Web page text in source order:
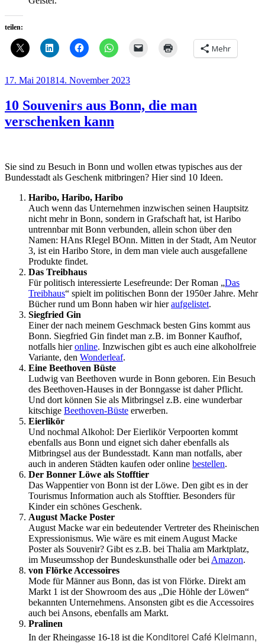
teilen:
Mehr
Veröffentlicht
17. Mai 201814. November 2023
10 Souvenirs aus Bonn, die man
verschenken kann
Sie sind zu Besuch in Bonn und wollen etwas typisches aus der
Bundesstadt als Geschenk mitbringen? Hier sind 10 Ideen.
Haribo, Haribo, Haribo
Auch wenn das Unternehmen inzwischen seinen Hauptsitz
nicht mehr in Bonn, sondern in Grafschaft hat, ist Haribo
untrennbar mit Bonn verbunden, allein schon über den
Namen: HAns RIegel BOnn. Mitten in der Stadt, Am Neutor
3, ist ein Haribo Store, in dem man viele auch ausgefallene
Produkte findet.
Das Treibhaus
Für politisch interessierte Lesefreunde: Der Roman „Das
Treibhaus“ spielt im politischen Bonn der 1950er Jahre. Mehr
Bücher rund um Bonn haben wir hieraufgelistet.
Siegfried Gin
Einer der nach meinem Geschmack besten Gins kommt aus
Bonn. Siegfried Gin findet man z.B. im Bonner Kaufhof,
notfalls hieronline. Inzwischen gibt es auch eine alkoholfreie
Variante, den Wonderleaf.
Eine Beethoven Büste
Ludwig van Beethoven wurde in Bonn geboren. Ein Besuch
des Beethoven-Hauses in der Bonngasse ist daher Pflicht.
Und dort können Sie als Mitbringsel z.B. eine wunderbar
kitschige Beethoven-Büste erwerben.
Eierlikör
Und nochmal Alkohol: Der Eierlikör Verpoorten kommt
ebenfalls aus Bonn und eignet sich daher ebenfalls als
Mitbringsel aus der Bundesstadt. Kann man notfalls, aber
auch in anderen Städten kaufen oder online bestellen.
Der Bonner Löwe als Stofftier
Das Wappentier von Bonn ist der Löwe. Den gibt es in der
Tourismus Information auch als Stofftier. Besonders für
Kinder ein schönes Geschenk.
August Macke Poster
August Macke war ein bedeutender Vertreter des Rheinischen
Expressionismus. Wie wäre es mit einem August Macke
Poster als Souvenir? Gibt es z.B. bei Thalia am Marktplatz,
im Museumsshop der Bundeskunsthalle oder bei Amazon.
von Flörke Accessoires
Mode für Männer aus Bonn, das ist von Flörke. Direkt am
Markt 1 ist der Showroom des aus „Die Höhle der Löwen“
bekannten Unternehmens. Ansonsten gibt es die Accessoires
auch bei Ansons, ebenfalls am Markt.
Pralinen
In der Rheingasse 16-18 ist die Konditorei Café Kleimann,